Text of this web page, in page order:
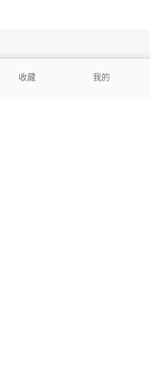
收藏 我的
产品